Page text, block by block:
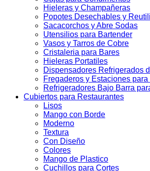
Hieleras y Champañeras
Popotes Desechables y
Sacacorchos y Abre Sodas
Utensilios para Bartender
Vasos y Tarros de Cobre
Cristaleria para Bares
Hieleras Portatiles
Dispensadores Refrigerados
Fregaderos y Estaciones para
Refrigeradores Bajo Barra
Cubiertos para Restaurantes
Lisos
Mango con Borde
Moderno
Textura
Con Diseño
Colores
Mango de Plastico
Cuchillos para Cortes